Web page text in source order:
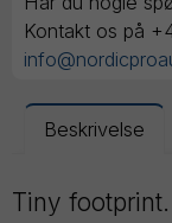
Kontakt os på
Beskrivelse
Tiny